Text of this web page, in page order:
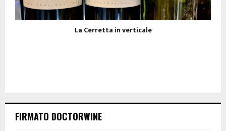
La Cerretta in verticale
FIRMATO DOCTORWINE